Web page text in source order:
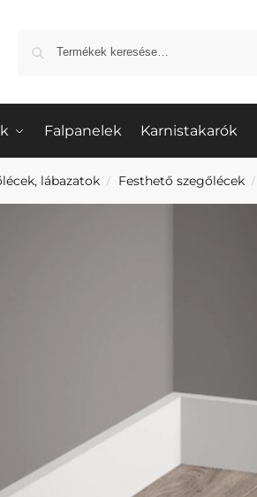
Falpanelek Karnistakarók
lábazatok / Festhető szegőlécek /